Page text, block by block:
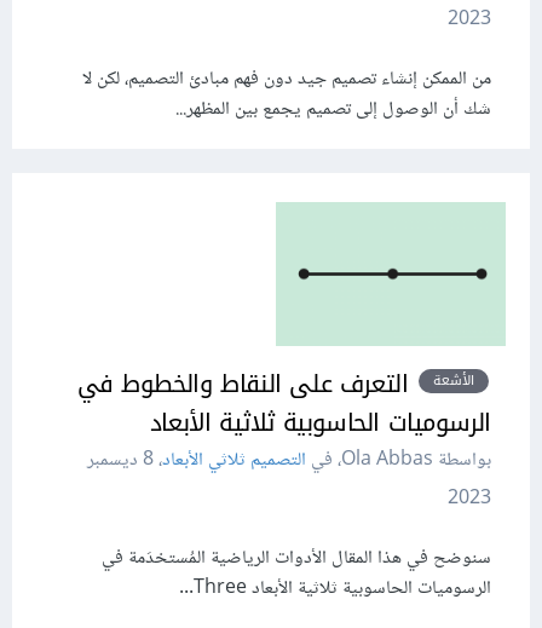
2023
من الممكن إنشاء تصميم جيد دون فهم مبادئ التصميم، لكن لا
شك أن الوصول إلى تصميم يجمع بين المظهر...
الأشعة
التعرف على النقاط والخطوط في
الرسوميات الحاسوبية ثلاثية الأبعاد
بواسطة Ola Abbas، في التصميم ثلاثي الأبعاد،
8 ديسمبر
2023
سنوضح في هذا المقال الأدوات الرياضية المُستخدَمة في
الرسوميات الحاسوبية ثلاثية الأبعاد Three...